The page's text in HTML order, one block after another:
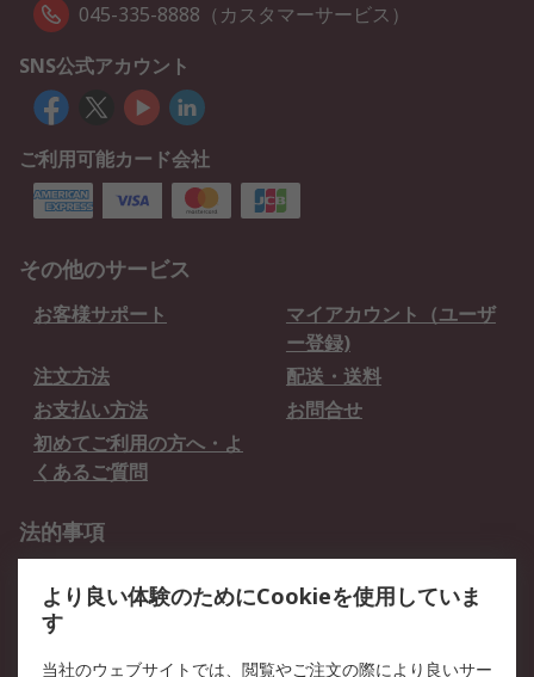
045-335-8888（カスタマーサービス）
SNS公式アカウント
ご利用可能カード会社
その他のサービス
お客様サポート
マイアカウント（ユーザ
ー登録)
注文方法
配送・送料
お支払い方法
お問合せ
初めてご利用の方へ・よ
くあるご質問
法的事項
クッキーポリシー
RSについて
より良い体験のためにCookieを使用していま
す
当社のウェブサイトでは、閲覧やご注文の際により良いサー